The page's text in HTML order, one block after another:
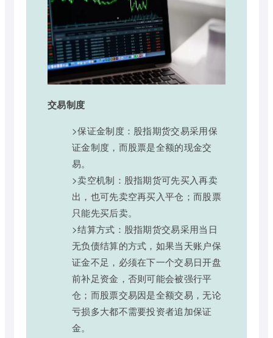
交易制度
>保证金制度：股指期货交易采用保
证金制度，而股票是全额的现金交
易。
>卖空机制：股指期货可先买入再卖
出，也可先卖空再买入平仓；而股票
只能先买后卖。
>结算方式：股指期货交易采用当日
无负债结算的方式，如果当天账户保
证金不足，必须在下一个交易日开盘
前补足资金，否则可能会被强行平
仓；而股票交易因是全额交易，无论
亏损多大都不需要投资者追加保证
金。